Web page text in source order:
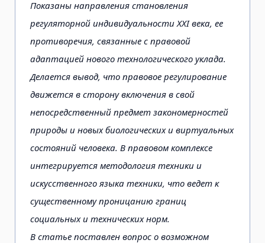
Показаны направления становления
регуляторной индивидуальности ХХI века, ее
противоречия, связанные с правовой
адаптацией нового технологического уклада.
Делается вывод, что правовое регулирование
движется в сторону включения в свой
непосредственный предмет закономерностей
природы и новых биологических и виртуальных
состояний человека. В правовом комплексе
интегрируется методология техники и
искусственного языка техники, что ведет к
существенному проницанию границ
социальных и технических норм.
В статье поставлен вопрос о возможном